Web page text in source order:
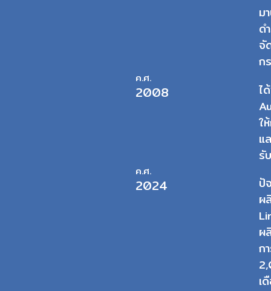
ม
ด
จั
ก
ค.ศ.
2008
ไ
ใ
แ
รั
ค.ศ.
2024
ปั
ผ
ผ
ก
เ